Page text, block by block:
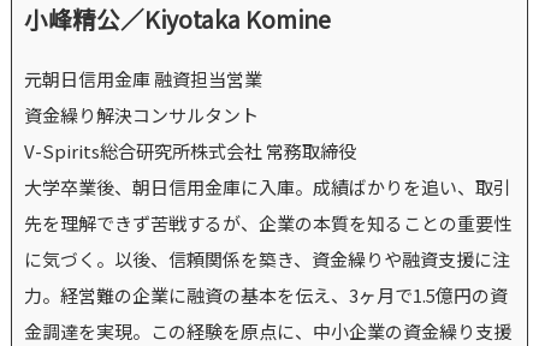
小峰精公／Kiyotaka Komine
元朝日信用金庫 融資担当営業
資金繰り解決コンサルタント
V-Spirits総合研究所株式会社 常務取締役
大学卒業後、朝日信用金庫に入庫。成績ばかりを追い、取引
先を理解できず苦戦するが、企業の本質を知ることの重要性
に気づく。以後、信頼関係を築き、資金繰りや融資支援に注
力。経営難の企業に融資の基本を伝え、3ヶ月で1.5億円の資
金調達を実現。この経験を原点に、中小企業の資金繰り支援